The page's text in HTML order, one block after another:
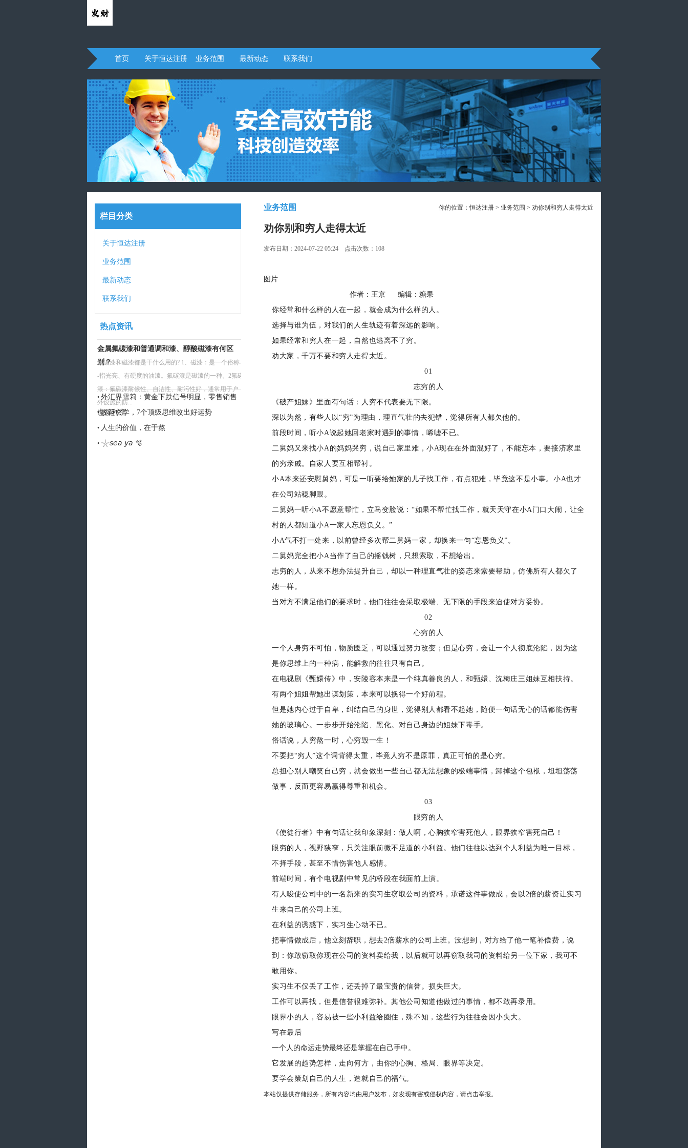
首页 关于恒达注册 业务范围 最新动态 联系我们
栏目分类
关于恒达注册
业务范围
最新动态
联系我们
热点资讯
金属氟碳漆和普通调和漆、醇酸磁漆有何区
别？
氟碳漆和磁漆都是干什么用的? 1、磁漆：是一个俗称--
-指光亮、有硬度的油漆。氟碳漆是磁漆的一种。2氟碳
漆：氟碳漆耐候性、自洁性、耐污性好，通常用于户
外设施的防...
• 外汇界雪莉：黄金下跌信号明显，零售销售
也得利空
•改运玄学，7个顶级思维改出好运势
• 人生的价值，在于熬
• 𓇼𝘴𝘦𝘢 𝘺𝘢 🫧
业务范围 你的位置：恒达注册 > 业务范围 > 劝你别和穷人走得太近
劝你别和穷人走得太近
发布日期：2024-07-22 05:24 点击次数：108
图片
作者：王京 编辑：糖果
你经常和什么样的人在一起，就会成为什么样的人。
选择与谁为伍，对我们的人生轨迹有着深远的影响。
如果经常和穷人在一起，自然也逃离不了穷。
劝大家，千万不要和穷人走得太近。
01
志穷的人
《破产姐妹》里面有句话：人穷不代表要无下限。
深以为然，有些人以“穷”为理由，理直气壮的去犯错，觉得所有人都欠他的。
前段时间，听小A说起她回老家时遇到的事情，唏嘘不已。
二舅妈又来找小A的妈妈哭穷，说自己家里难，小A现在在外面混好了，不能忘本，要接济家里
的穷亲戚。自家人要互相帮衬。
小A本来还安慰舅妈，可是一听要给她家的儿子找工作，有点犯难，毕竟这不是小事。小A也才
在公司站稳脚跟。
二舅妈一听小A不愿意帮忙，立马变脸说：“如果不帮忙找工作，就天天守在小A门口大闹，让全
村的人都知道小A一家人忘恩负义。”
小A气不打一处来，以前曾经多次帮二舅妈一家，却换来一句“忘恩负义”。
二舅妈完全把小A当作了自己的摇钱树，只想索取，不想给出。
志穷的人，从来不想办法提升自己，却以一种理直气壮的姿态来索要帮助，仿佛所有人都欠了
她一样。
当对方不满足他们的要求时，他们往往会采取极端、无下限的手段来迫使对方妥协。
02
心穷的人
一个人身穷不可怕，物质匮乏，可以通过努力改变；但是心穷，会让一个人彻底沦陷，因为这
是你思维上的一种病，能解救的往往只有自己。
在电视剧《甄嬛传》中，安陵容本来是一个纯真善良的人，和甄嬛、沈梅庄三姐妹互相扶持。
有两个姐姐帮她出谋划策，本来可以换得一个好前程。
但是她内心过于自卑，纠结自己的身世，觉得别人都看不起她，随便一句话无心的话都能伤害
她的玻璃心。一步步开始沦陷、黑化。对自己身边的姐妹下毒手。
俗话说，人穷熬一时，心穷毁一生！
不要把“穷人”这个词背得太重，毕竟人穷不是原罪，真正可怕的是心穷。
总担心别人嘲笑自己穷，就会做出一些自己都无法想象的极端事情，卸掉这个包袱，坦坦荡荡
做事，反而更容易赢得尊重和机会。
03
眼穷的人
《使徒行者》中有句话让我印象深刻：做人啊，心胸狭窄害死他人，眼界狭窄害死自己！
眼穷的人，视野狭窄，只关注眼前微不足道的小利益。他们往往以达到个人利益为唯一目标，
不择手段，甚至不惜伤害他人感情。
前端时间，有个电视剧中常见的桥段在我面前上演。
有人唆使公司中的一名新来的实习生窃取公司的资料，承诺这件事做成，会以2倍的薪资让实习
生来自己的公司上班。
在利益的诱惑下，实习生心动不已。
把事情做成后，他立刻辞职，想去2倍薪水的公司上班。没想到，对方给了他一笔补偿费，说
到：你敢窃取你现在公司的资料卖给我，以后就可以再窃取我司的资料给另一位下家，我可不
敢用你。
实习生不仅丢了工作，还丢掉了最宝贵的信誉。损失巨大。
工作可以再找，但是信誉很难弥补。其他公司知道他做过的事情，都不敢再录用。
眼界小的人，容易被一些小利益给圈住，殊不知，这些行为往往会因小失大。
写在最后
一个人的命运走势最终还是掌握在自己手中。
它发展的趋势怎样，走向何方，由你的心胸、格局、眼界等决定。
要学会策划自己的人生，造就自己的福气。
本站仅提供存储服务，所有内容均由用户发布，如发现有害或侵权内容，请点击举报。